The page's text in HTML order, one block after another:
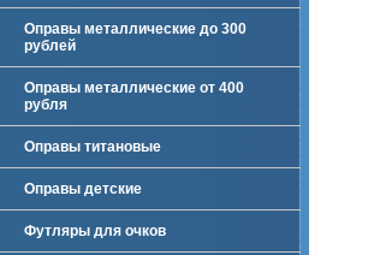
Оправы металлические до 300
рублей
Оправы металлические от 400
рубля
Оправы титановые
Оправы детские
Футляры для очков